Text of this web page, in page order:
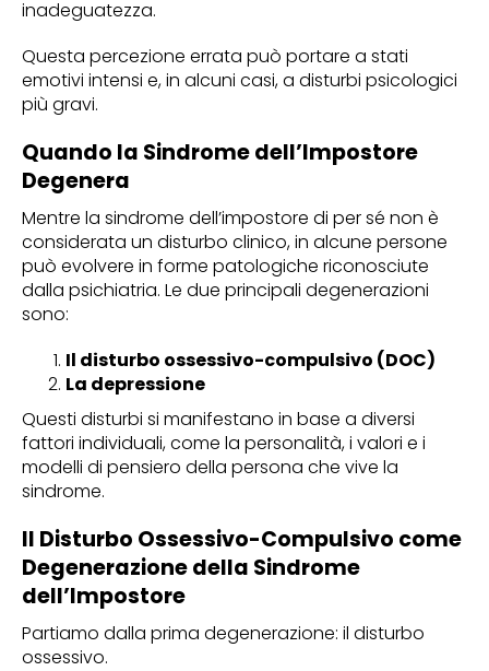
inadeguatezza.
Questa percezione errata può portare a stati
emotivi intensi e, in alcuni casi, a disturbi psicologici
più gravi.
Quando la Sindrome dell’Impostore
Degenera
Mentre la sindrome dell’impostore di per sé non è
considerata un disturbo clinico, in alcune persone
può evolvere in forme patologiche riconosciute
dalla psichiatria. Le due principali degenerazioni
sono:
Il disturbo ossessivo-compulsivo (DOC)
La depressione
Questi disturbi si manifestano in base a diversi
fattori individuali, come la personalità, i valori e i
modelli di pensiero della persona che vive la
sindrome.
Il Disturbo Ossessivo-Compulsivo come
Degenerazione della Sindrome
dell’Impostore
Partiamo dalla prima degenerazione: il disturbo
ossessivo.